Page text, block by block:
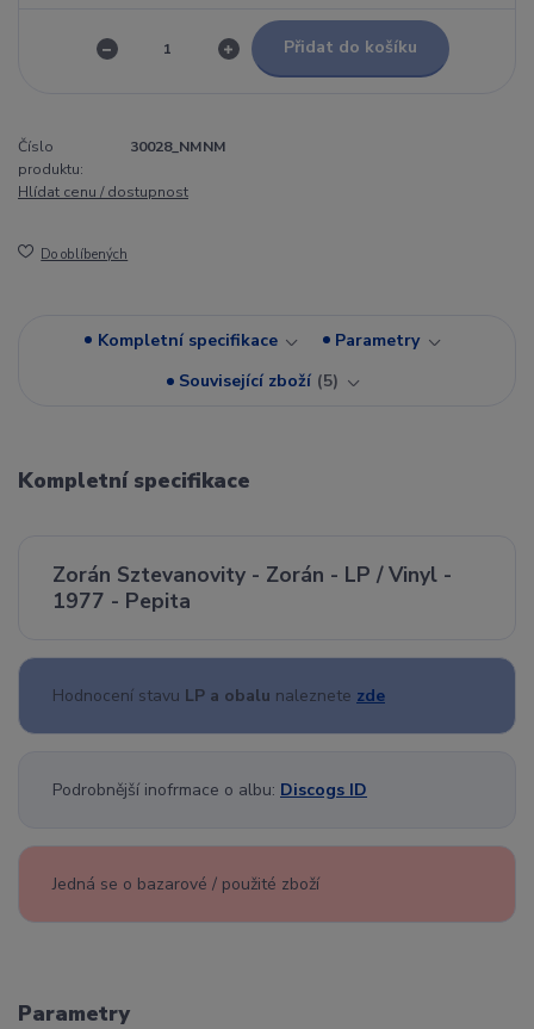
Přidat do košíku
Číslo
produktu:
30028_NMNM
Hlídat cenu / dostupnost
Do oblíbených
Kompletní specifikace
Parametry
Související zboží 5
Kompletní specifikace
Zorán Sztevanovity - Zorán - LP / Vinyl -
1977 - Pepita
Hodnocení stavu LP a obalu naleznete zde
Podrobnější inofrmace o albu: Discogs ID
Jedná se o bazarové / použité zboží
Parametry